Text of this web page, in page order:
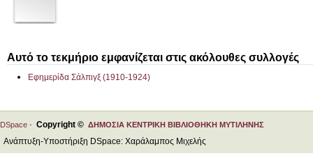
Αυτό το τεκμήριο εμφανίζεται στις ακόλουθες συλλογές
Εφημερίδα Σάλπιγξ (1910-1924)
DSpace - Copyright © ΔΗΜΟΣΙΑ ΚΕΝΤΡΙΚΗ ΒΙΒΛΙΟΘΗΚΗ ΜΥΤΙΛΗΝΗΣ
Ανάπτυξη-Υποστήριξη DSpace: Χαράλαμπος Μιχελής